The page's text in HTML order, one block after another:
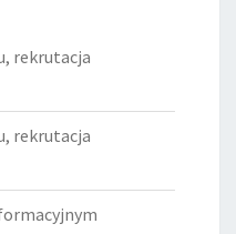
rekrutacja
rekrutacja